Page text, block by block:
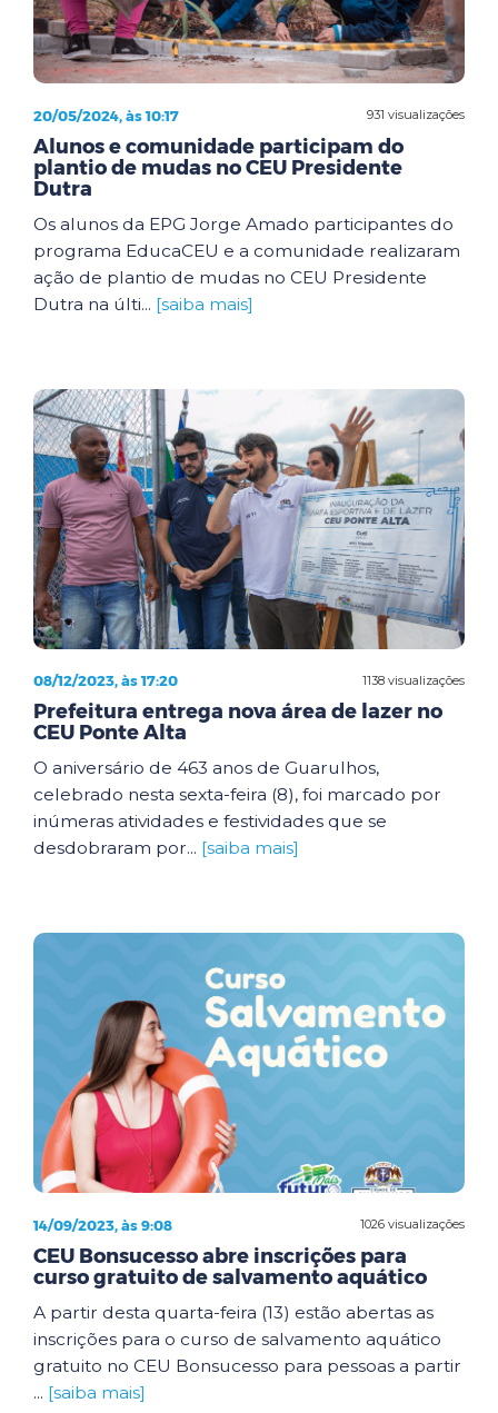
931 visualizações
20/05/2024, às 10:17
Alunos e comunidade participam do
plantio de mudas no CEU Presidente
Dutra
Os alunos da EPG Jorge Amado participantes do
programa EducaCEU e a comunidade realizaram
ação de plantio de mudas no CEU Presidente
Dutra na últi... [saiba mais]
1138 visualizações
08/12/2023, às 17:20
Prefeitura entrega nova área de lazer no
CEU Ponte Alta
O aniversário de 463 anos de Guarulhos,
celebrado nesta sexta-feira (8), foi marcado por
inúmeras atividades e festividades que se
desdobraram por... [saiba mais]
1026 visualizações
14/09/2023, às 9:08
CEU Bonsucesso abre inscrições para
curso gratuito de salvamento aquático
A partir desta quarta-feira (13) estão abertas as
inscrições para o curso de salvamento aquático
gratuito no CEU Bonsucesso para pessoas a partir
... [saiba mais]